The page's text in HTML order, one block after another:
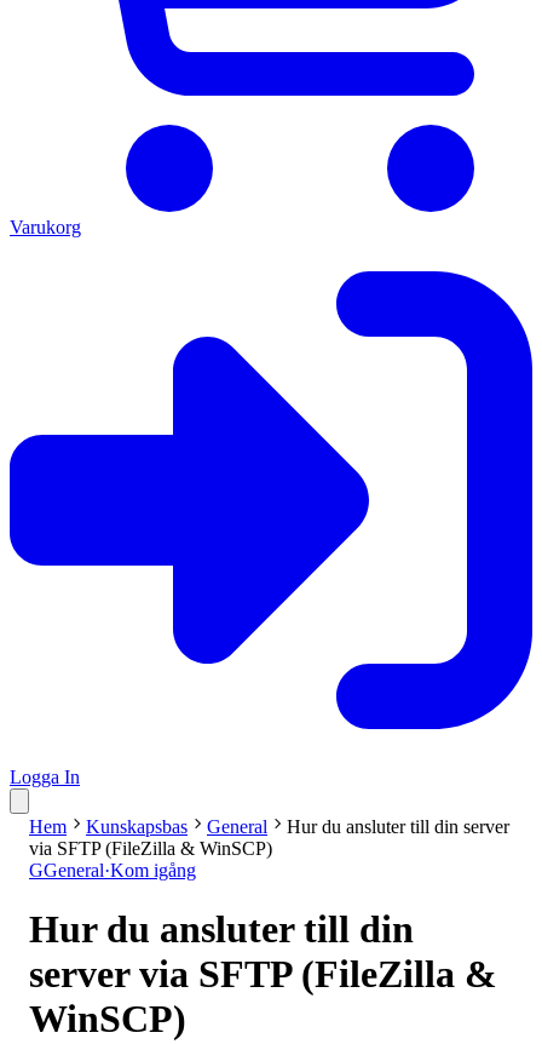
Varukorg
Logga In
Hem Kunskapsbas General
Hur du ansluter till din server
via SFTP (FileZilla & WinSCP)
GGeneral·Kom igång
Hur du ansluter till din
server via SFTP (FileZilla &
WinSCP)